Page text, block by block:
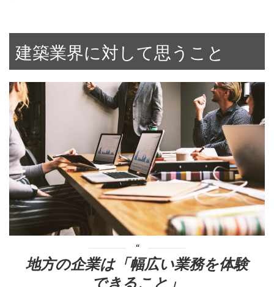
建築業界に対して思うこと
地方の企業は「幅広い業務を体験
できること」